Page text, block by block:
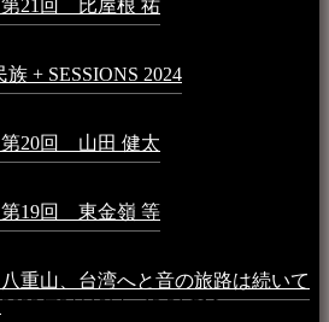
第21回 比屋根 祐
+ SESSIONS 2024
第20回 山田 健太
第19回 東金嶺 等
八重山、台湾へと音の旅路は続いて
2023年3月18日 - 12:31 PM